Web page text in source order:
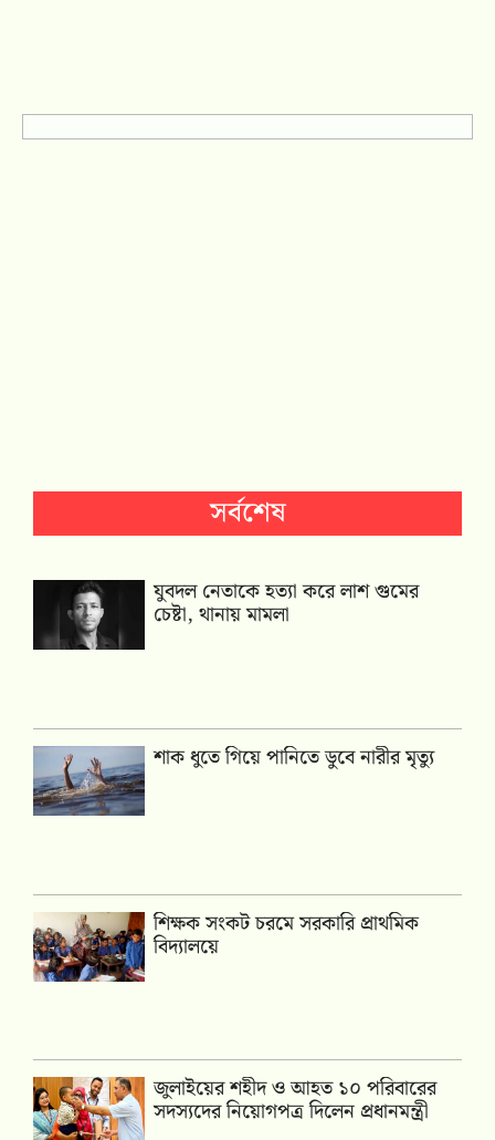
সর্বশেষ
যুবদল নেতাকে হত্যা করে লাশ গুমের
চেষ্টা, থানায় মামলা
শাক ধুতে গিয়ে পানিতে ডুবে নারীর মৃত্যু
শিক্ষক সংকট চরমে সরকারি প্রাথমিক
বিদ্যালয়ে
জুলাইয়ের শহীদ ও আহত ১০ পরিবারের
সদস্যদের নিয়োগপত্র দিলেন প্রধানমন্ত্রী